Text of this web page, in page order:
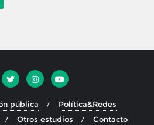
pública
Política&Redes
Otros estudios Contacto